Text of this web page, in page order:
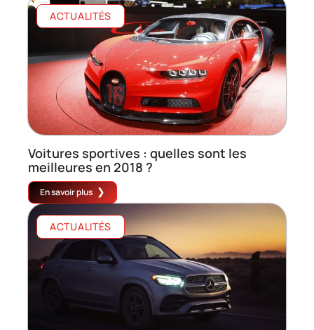
ACTUALITÉS
Voitures sportives : quelles sont les
meilleures en 2018 ?
En savoir plus
ACTUALITÉS